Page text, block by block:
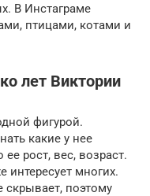
В Инстаграме
птицами, котами и
лет Виктории
фигурой.
какие у нее
рост, вес, возраст.
интересует многих.
скрывает, поэтому